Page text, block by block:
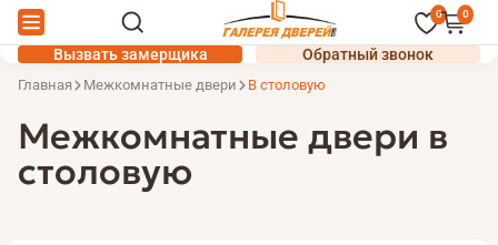
0 0
Вызвать замерщика Обратный звонок
Главная Межкомнатные двери В столовую
Межкомнатные двери в
столовую